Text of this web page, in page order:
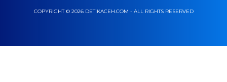
COPYRIGHT © 2026 DETIKACEH.COM - ALL RIGHTS RESERVED